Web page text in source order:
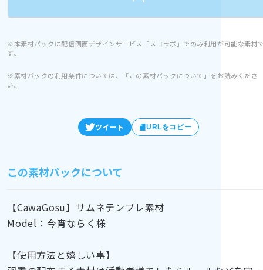
※本素材パックは配信画面デザインサービス「スコラボ」でのみ利用が可能な素材
す。
※素材パックの利用条件については、「この素材パックについて」をお読みくださ
い。
ツイート URLをコピー
この素材パックについて
【CawaGosu】サムネテンプレ素材
Model：今宵ならく様
【使用方法と嬉しい事】